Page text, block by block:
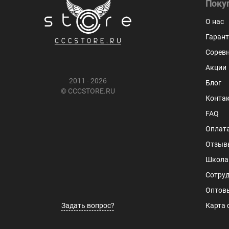
2011 - 2026
© CCCSTORE.RU
Задать вопрос?
О нас
Акции
Блог
FAQ
Школа
Карта
Выбор кубиков отличный, такой я, пожалуй, еще
не встречал. И цены вполне божеские. Теперь буду
регулярно сюда наведываться. Спасибо!